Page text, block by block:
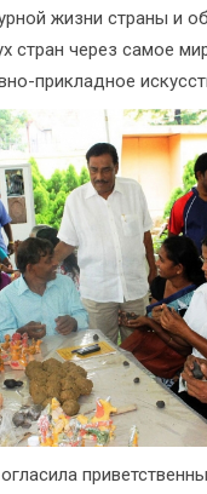
жизни страны и
стран через самое
прикладное